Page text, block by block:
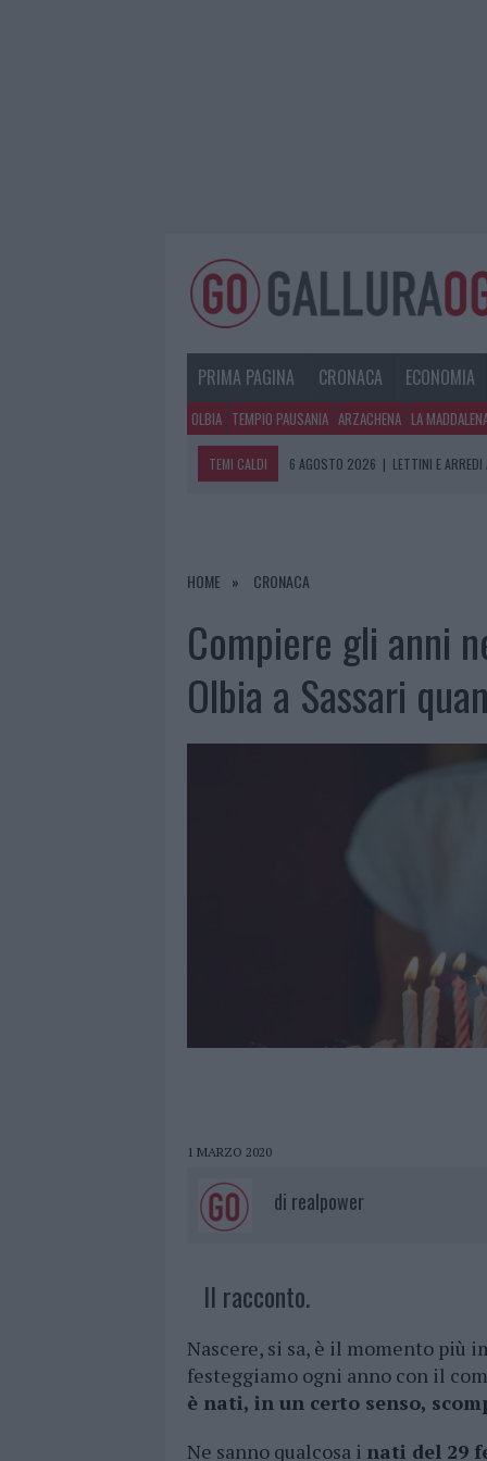
PRIMA PAGINA CRONACA ECONOMIA
OLBIA TEMPIO PAUSANIA ARZACHENA LA
TEMI CALDI 6 AGOSTO 2026 | LETTINI E
6 AGOSTO 2026
|
HOME CRONACA
Compiere gli anni
Olbia a Sassari
1 MARZO 2020
di realpower
Il racconto.
Nascere, si sa, è il momento più
festeggiamo ogni anno con il
è nati, in un certo senso,
Ne sanno qualcosa i nati del 29